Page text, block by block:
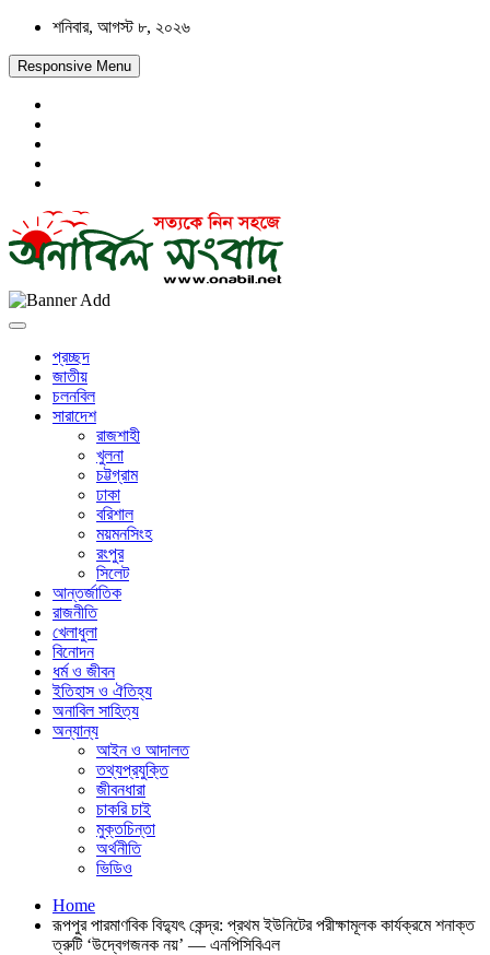
Skip
content
শনিবার, আগস্ট ৮, ২০২৬
Responsive Menu
অনাবিল সংবাদ
প্রচ্ছদ
জাতীয়
চলনবিল
সারাদেশ
রাজশাহী
খুলনা
চট্টগ্রাম
ঢাকা
বরিশাল
ময়মনসিংহ
রংপুর
সিলেট
আন্তর্জাতিক
রাজনীতি
খেলাধুলা
বিনোদন
ধর্ম ও জীবন
ইতিহাস ও ঐতিহ্য
অনাবিল সাহিত্য
অন্যান্য
আইন ও আদালত
তথ্যপ্রযুক্তি
জীবনধারা
চাকরি চাই
মুক্তচিন্তা
অর্থনীতি
ভিডিও
Home
রূপপুর পারমাণবিক বিদ্যুৎ কেন্দ্র: প্রথম ইউনিটের পরীক্ষামূলক কার্যক্রমে শনাক্ত
ত্রুটি ‘উদ্বেগজনক নয়’ — এনপিসিবিএল